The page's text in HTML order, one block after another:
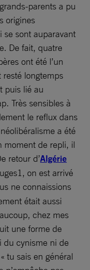
parents a pu
origines
se sont auparavant
De fait, quatre
ont été l’un
resté longtemps
puis lié au
Très sensibles à
le reflux dans
a été
moment de repli, il
retour d’Algérie
on est arrivé
ne connaissions
était aussi
chez mes
une forme de
du cynisme ni de
tu sais en général